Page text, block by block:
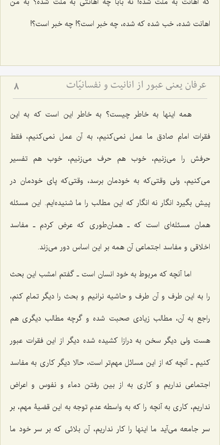
اهانت شده، خب شده که شده، چه خبر است؟! چه خبر است؟!
عرفان یعنی عبور از انانیت و نفسانیّات 8
همه اینها به خاطر چیست؟ به خاطر این است که به این
فقرات امام صادق ما عمل نمی‌کنیم، به آن عمل نمی‌کنیم، فقط
حرفش را می‌زنیم، خوب هم حرف می‌زنیم، خوب هم تفسیر
می‌کنیم، ولی وقتی‌که به خودمان برسد، وقتی‌که پای خودمان در
پیش بگیرد انگار نه انگار که این مطالب را ما شنیده‌ایم. این مسئله
همان مسئله‌ای است که ـ همان‌طوری که عرض کردم ـ مفاسد
اخلاقی و مفاسد اجتماعی آن همه بر این اساس دور می‌زند.
اما آنچه که مربوط به خود انسان است ـ گفتم امشب این بحث
را به این طرف و آن طرف و حاشیه نرانیم و بحث را دیگر تمام کنم،
راجع به آن، مطالب زیادی صحبت شده و گرچه مطالب دیگری هم
هست ولی دیگر سخن به درازا کشیده شده دیگر از این فقرات عبور
کنیم ـ آنچه که از این مسائل مهم‌تر است، حالا دیگر کاری به مفاسد
اجتماعی نداریم و کاری به از بین رفتن دماء و نفوس و اعراض
نداریم، کاری به آنچه را که به واسطه عدم توجه به این قضیۀ مهم، بر
سر جامعه می‌آید ما اینها را کار نداریم، آن بلائی که بر سر خود ما